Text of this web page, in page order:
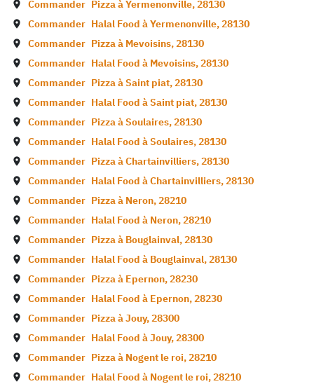
Commander Pizza àYermenonville,28130
Commander Halal Food àYermenonville,28130
Commander Pizza à Mevoisins,28130
Commander Halal Food à Mevoisins,28130
Commander Pizza àSaint piat,28130
Commander Halal Food àSaint piat,28130
Commander Pizza àSoulaires,28130
Commander Halal Food àSoulaires,28130
Commander Pizza àChartainvilliers,28130
Commander Halal Food àChartainvilliers,28130
Commander Pizza à Neron,28210
Commander Halal Food à Neron,28210
Commander Pizza à Bouglainval,28130
Commander Halal Food à Bouglainval,28130
Commander Pizza à Epernon,28230
Commander Halal Food à Epernon,28230
Commander Pizza àJouy,28300
Commander Halal Food àJouy,28300
Commander Pizza à Nogent le roi,28210
Commander Halal Food à Nogent le roi,28210